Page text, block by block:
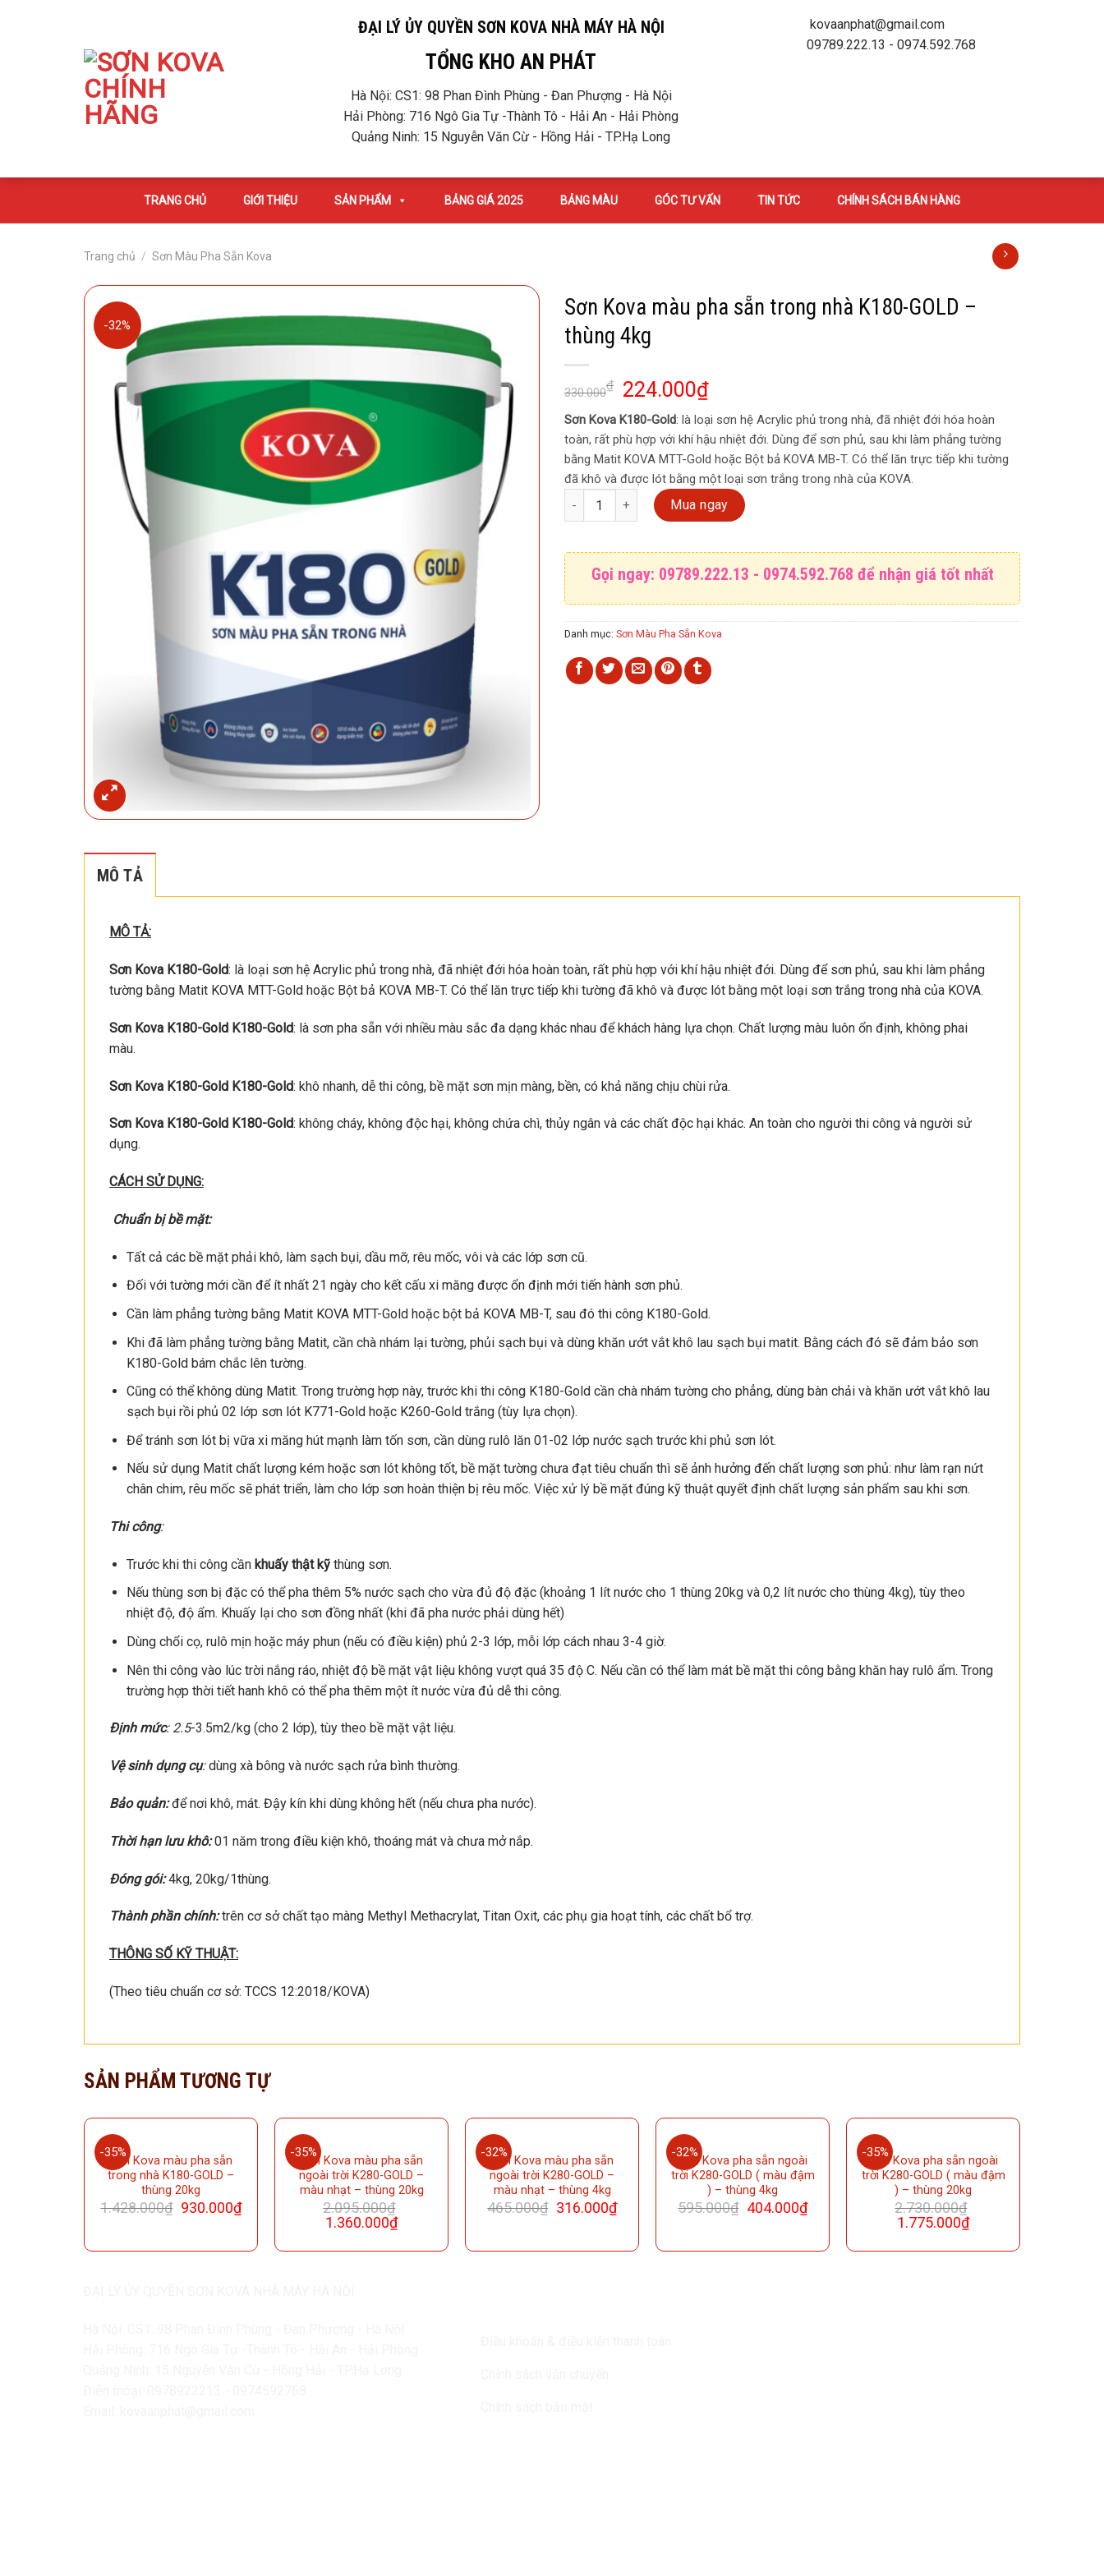
ĐẠI LÝ ỦY QUYỀN SƠN KOVA NHÀ MÁY HÀ NỘI
TỔNG KHO AN PHÁT
Hà Nội: CS1: 98 Phan Đình Phùng - Đan Phượng - Hà Nội
Hải Phòng: 716 Ngô Gia Tự -Thành Tô - Hải An - Hải Phòng
Quảng Ninh: 15 Nguyễn Văn Cừ - Hồng Hải - TP.Hạ Long
kovaanphat@gmail.com
09789.222.13 - 0974.592.768
TRANG CHỦ GIỚI THIỆU SẢN PHẨM BẢNG GIÁ 2025 BẢNG MÀU GÓC TƯ VẤN TIN TỨC CHÍNH SÁCH BÁN HÀNG
Trang chủ / Sơn Màu Pha Sẵn Kova
-32%
Sơn Kova màu pha sẵn trong nhà K180-GOLD –
thùng 4kg
330.000₫ 224.000₫
Sơn Kova K180-Gold: là loại sơn hệ Acrylic phủ trong nhà, đã nhiệt đới hóa hoàn
toàn, rất phù hợp với khí hậu nhiệt đới. Dùng để sơn phủ, sau khi làm phẳng tường
bằng Matit KOVA MTT-Gold hoặc Bột bả KOVA MB-T. Có thể lăn trực tiếp khi tường
đã khô và được lót bằng một loại sơn trắng trong nhà của KOVA.
Sơn Kova màu pha sẵn trong nhà K180-GOLD - thùng 4kg số lượng
Mua ngay
Gọi ngay: 09789.222.13 - 0974.592.768 để nhận giá tốt nhất
Danh mục: Sơn Màu Pha Sẵn Kova
MÔ TẢ
MÔ TẢ:
Sơn Kova K180-Gold: là loại sơn hệ Acrylic phủ trong nhà, đã nhiệt đới hóa hoàn toàn, rất phù hợp với khí hậu nhiệt đới. Dùng để sơn phủ, sau khi làm phẳng
tường bằng Matit KOVA MTT-Gold hoặc Bột bả KOVA MB-T. Có thể lăn trực tiếp khi tường đã khô và được lót bằng một loại sơn trắng trong nhà của KOVA.
Sơn Kova K180-Gold K180-Gold: là sơn pha sẵn với nhiều màu sắc đa dạng khác nhau để khách hàng lựa chọn. Chất lượng màu luôn ổn định, không phai
màu.
Sơn Kova K180-Gold K180-Gold: khô nhanh, dễ thi công, bề mặt sơn mịn màng, bền, có khả năng chịu chùi rửa.
Sơn Kova K180-Gold K180-Gold: không cháy, không độc hại, không chứa chì, thủy ngân và các chất độc hại khác. An toàn cho người thi công và người sử
dụng.
CÁCH SỬ DỤNG:
Chuẩn bị bề mặt:
Tất cả các bề mặt phải khô, làm sạch bụi, dầu mỡ, rêu mốc, vôi và các lớp sơn cũ.
Đối với tường mới cần để ít nhất 21 ngày cho kết cấu xi măng được ổn định mới tiến hành sơn phủ.
Cần làm phẳng tường bằng Matit KOVA MTT-Gold hoặc bột bả KOVA MB-T, sau đó thi công K180-Gold.
Khi đã làm phẳng tường bằng Matit, cần chà nhám lại tường, phủi sạch bụi và dùng khăn ướt vắt khô lau sạch bụi matit. Bằng cách đó sẽ đảm bảo sơn
K180-Gold bám chắc lên tường.
Cũng có thể không dùng Matit. Trong trường hợp này, trước khi thi công K180-Gold cần chà nhám tường cho phẳng, dùng bàn chải và khăn ướt vắt khô lau
sạch bụi rồi phủ 02 lớp sơn lót K771-Gold hoặc K260-Gold trắng (tùy lựa chọn).
Để tránh sơn lót bị vữa xi măng hút mạnh làm tốn sơn, cần dùng rulô lăn 01-02 lớp nước sạch trước khi phủ sơn lót.
Nếu sử dụng Matit chất lượng kém hoặc sơn lót không tốt, bề mặt tường chưa đạt tiêu chuẩn thì sẽ ảnh hưởng đến chất lượng sơn phủ: như làm rạn nứt
chân chim, rêu mốc sẽ phát triển, làm cho lớp sơn hoàn thiện bị rêu mốc. Việc xử lý bề mặt đúng kỹ thuật quyết định chất lượng sản phẩm sau khi sơn.
Thi công:
Trước khi thi công cần khuấy thật kỹ thùng sơn.
Nếu thùng sơn bị đặc có thể pha thêm 5% nước sạch cho vừa đủ độ đặc (khoảng 1 lít nước cho 1 thùng 20kg và 0,2 lít nước cho thùng 4kg), tùy theo
nhiệt độ, độ ẩm. Khuấy lại cho sơn đồng nhất (khi đã pha nước phải dùng hết)
Dùng chổi cọ, rulô mịn hoặc máy phun (nếu có điều kiện) phủ 2-3 lớp, mỗi lớp cách nhau 3-4 giờ.
Nên thi công vào lúc trời nắng ráo, nhiệt độ bề mặt vật liệu không vượt quá 35 độ C. Nếu cần có thể làm mát bề mặt thi công bằng khăn hay rulô ẩm. Trong
trường hợp thời tiết hanh khô có thể pha thêm một ít nước vừa đủ dễ thi công.
Định mức: 2.5-3.5m2/kg (cho 2 lớp), tùy theo bề mặt vật liệu.
Vệ sinh dụng cụ:dùng xà bông và nước sạch rửa bình thường.
Bảo quản:để nơi khô, mát. Đậy kín khi dùng không hết (nếu chưa pha nước).
Thời hạn lưu khô:01 năm trong điều kiện khô, thoáng mát và chưa mở nắp.
Đóng gói:4kg, 20kg/1thùng.
Thành phần chính:trên cơ sở chất tạo màng Methyl Methacrylat, Titan Oxit, các phụ gia hoạt tính, các chất bổ trợ.
THÔNG SỐ KỸ THUẬT:
(Theo tiêu chuẩn cơ sở: TCCS 12:2018/KOVA)
SẢN PHẨM TƯƠNG TỰ
-35%
Sơn Kova màu pha sẵn
trong nhà K180-GOLD –
thùng 20kg
1.428.000₫ 930.000₫
-35%
Sơn Kova màu pha sẵn
ngoài trời K280-GOLD –
màu nhạt – thùng 20kg
2.095.000₫
1.360.000₫
-32%
Sơn Kova màu pha sẵn
ngoài trời K280-GOLD –
màu nhạt – thùng 4kg
465.000₫ 316.000₫
-32%
Sơn Kova pha sẵn ngoài
trời K280-GOLD ( màu đậm
) – thùng 4kg
595.000₫ 404.000₫
-35%
Sơn Kova pha sẵn ngoài
trời K280-GOLD ( màu đậm
) – thùng 20kg
2.730.000₫
1.775.000₫